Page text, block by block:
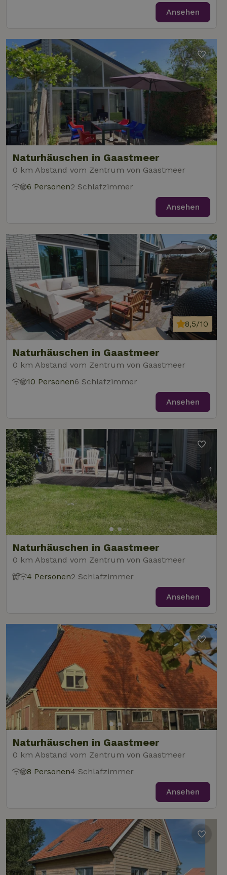
Ansehen
Naturhäuschen in Gaastmeer
0 km Abstand vom Zentrum von Gaastmeer
6 Personen2 Schlafzimmer
Ansehen
Naturhäuschen in Gaastmeer
0 km Abstand vom Zentrum von Gaastmeer
8,5/10
10 Personen6 Schlafzimmer
Ansehen
Naturhäuschen in Gaastmeer
0 km Abstand vom Zentrum von Gaastmeer
4 Personen2 Schlafzimmer
Ansehen
Naturhäuschen in Gaastmeer
0 km Abstand vom Zentrum von Gaastmeer
8 Personen4 Schlafzimmer
Ansehen